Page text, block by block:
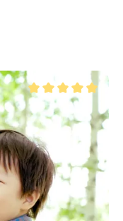
Durchschnittliche